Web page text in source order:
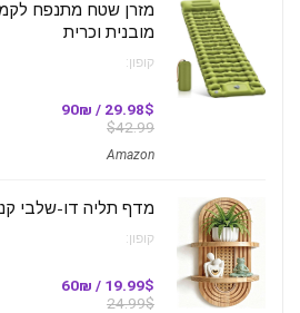
מזרן שטח מתנפח
מובנית וכרית
קופון:
29.98$ / 90₪
$42.99
Amazon
מדף תליה דו-שלבי
קופון:
19.99$ / 60₪
24.99$